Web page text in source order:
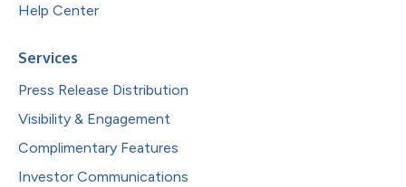
Help Center
Services
Press Release Distribution
Visibility & Engagement
Complimentary Features
Investor Communications